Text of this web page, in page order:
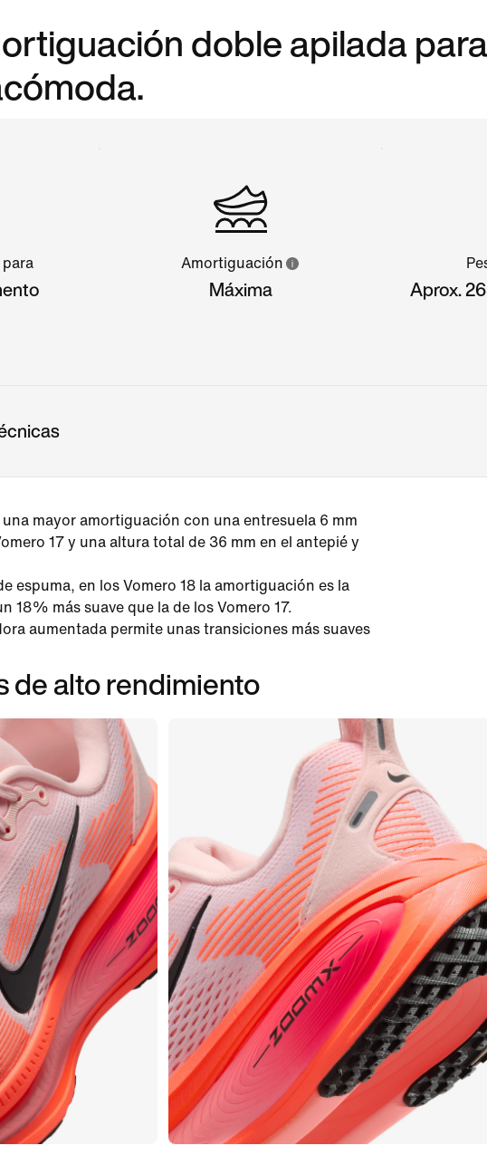
doble apilada
para Amortiguación
Máxima
Aprox.
una mayor amortiguación con una entresuela 6 mm
17 y una altura total de 36 mm en el antepié y
espuma, en los Vomero 18 la amortiguación es la
18% más suave que la de los Vomero 17.
aumentada permite unas transiciones más suaves
de alto rendimiento